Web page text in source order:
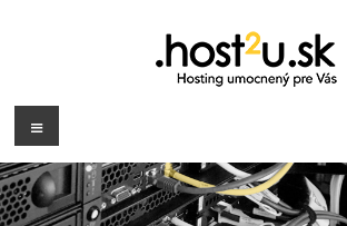
.host2u.sk
Hosting
umocnený
pre
Menu